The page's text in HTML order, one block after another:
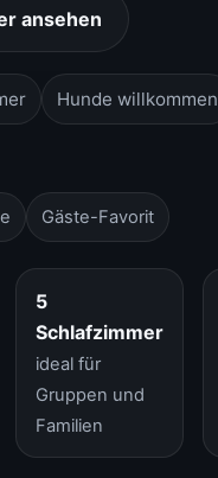
ansehen
Hunde willkommen
Gäste-Favorit
5
Schlafzimmer
ideal für
Gruppen und
Familien